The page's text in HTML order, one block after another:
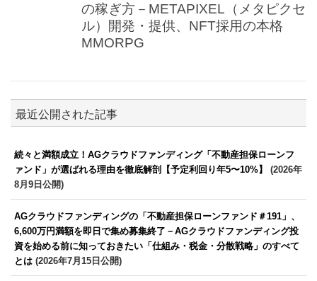
の稼ぎ方－METAPIXEL（メタピクセ
ル）開発・提供、NFT採用の本格
MMORPG
最近公開された記事
続々と満額成立！AGクラウドファンディング「不動産担保ローンフ
ァンド」が選ばれる理由を徹底解剖【予定利回り年5〜10%】
(2026年
8月9日公開)
AGクラウドファンディングの「不動産担保ローンファンド＃191」、
6,600万円満額を即日で集め募集終了－AGクラウドファンディング投
資を始める前に知っておきたい「仕組み・税金・分散戦略」のすべて
とは (2026年7月15日公開)